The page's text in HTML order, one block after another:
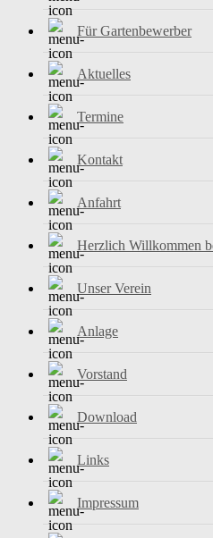
Für Gartenbewerber
Aktuelles
Termine
Kontakt
Anfahrt
Unser Verein
Anlage
Vorstand
Download
Links
Impressum